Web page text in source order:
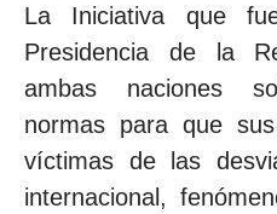
La Iniciativa que
Presidencia de la
ambas naciones
normas para que
víctimas de las
internacional,